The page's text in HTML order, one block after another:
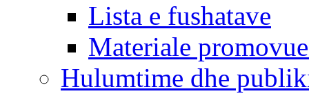
Lista e fushatave
Materiale
Hulumtime dhe